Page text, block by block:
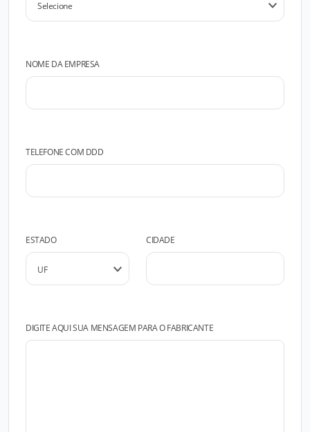
NOME DA EMPRESA
TELEFONE COM DDD
ESTADO CIDADE
DIGITE AQUI SUA MENSAGEM PARA O FABRICANTE